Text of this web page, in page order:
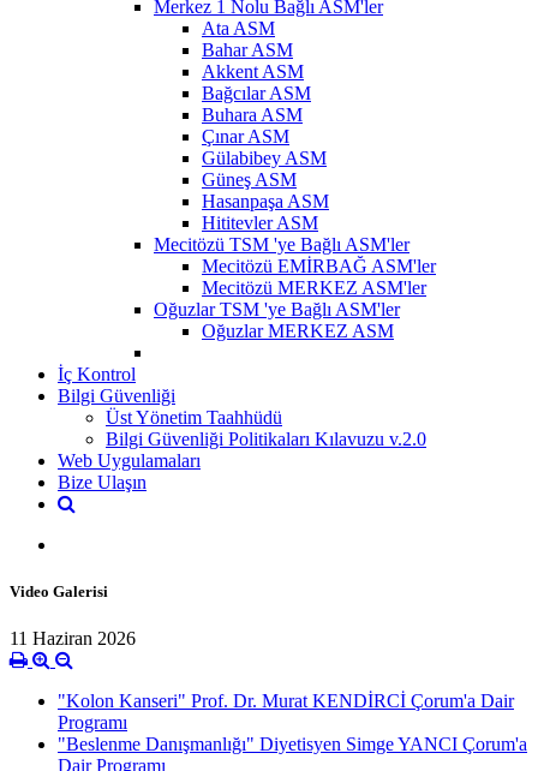
Merkez 1 Nolu Bağlı ASM'ler
Ata ASM
Bahar ASM
Akkent ASM
Bağcılar ASM
Buhara ASM
Çınar ASM
Gülabibey ASM
Güneş ASM
Hasanpaşa ASM
Hititevler ASM
Mecitözü TSM 'ye Bağlı ASM'ler
Mecitözü EMİRBAĞ ASM'ler
Mecitözü MERKEZ ASM'ler
Oğuzlar TSM 'ye Bağlı ASM'ler
Oğuzlar MERKEZ ASM
İç Kontrol
Bilgi Güvenliği
Üst Yönetim Taahhüdü
Bilgi Güvenliği Politikaları Kılavuzu v.2.0
Web Uygulamaları
Bize Ulaşın
Video Galerisi
11 Haziran 2026
"Kolon Kanseri" Prof. Dr. Murat KENDİRCİ Çorum'a Dair
Programı
"Beslenme Danışmanlığı" Diyetisyen Simge YANCI Çorum'a
Dair Programı